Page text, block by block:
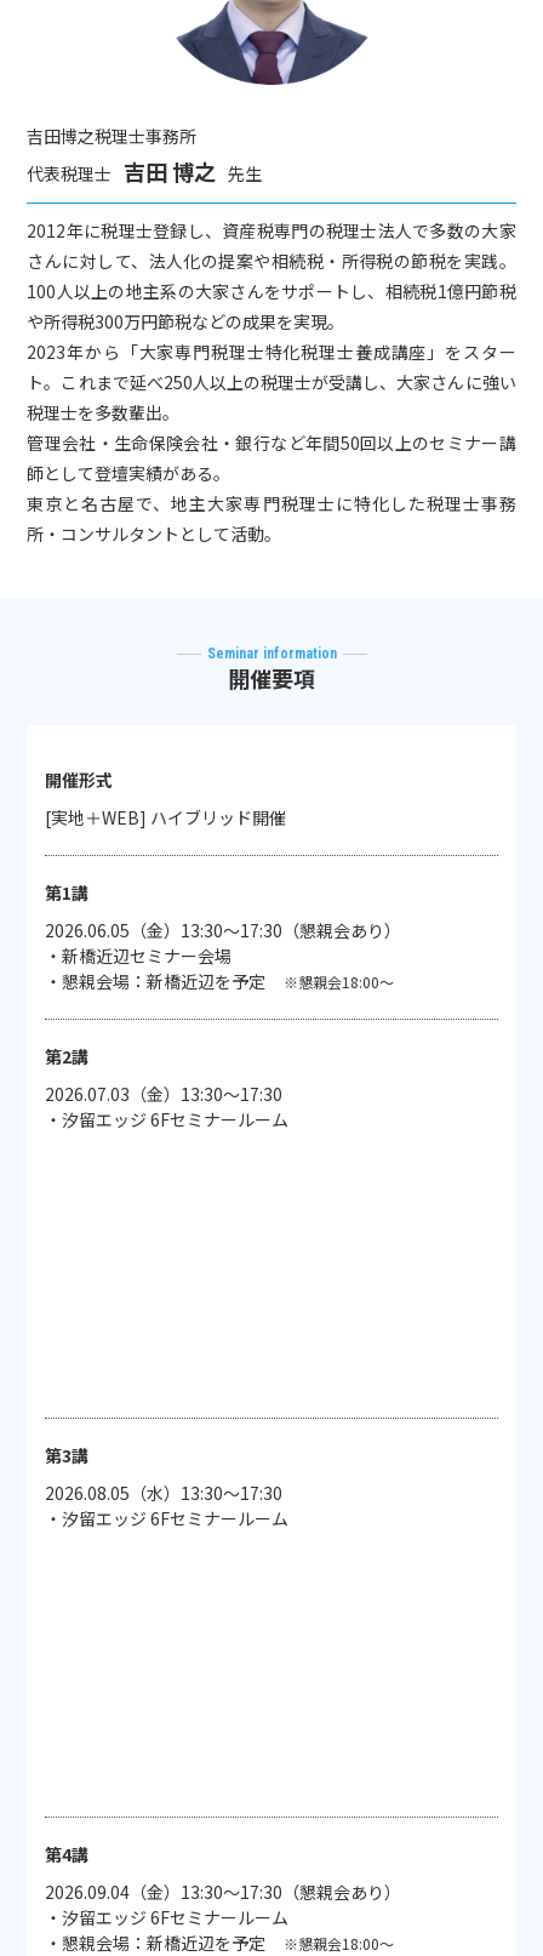
吉田博之税理士事務所
代表税理士 吉田 博之 先生
2012年に税理士登録し、資産税専門の税理士法人で多数の大家
さんに対して、法人化の提案や相続税・所得税の節税を実践。
100人以上の地主系の大家さんをサポートし、相続税1億円節税
や所得税300万円節税などの成果を実現。
2023年から「大家専門税理士特化税理士養成講座」をスター
ト。これまで延べ250人以上の税理士が受講し、大家さんに強い
税理士を多数輩出。
管理会社・生命保険会社・銀行など年間50回以上のセミナー講
師として登壇実績がある。
東京と名古屋で、地主大家専門税理士に特化した税理士事務
所・コンサルタントとして活動。
Seminar information
開催要項
開催形式
[実地＋WEB] ハイブリッド開催
第1講
2026.06.05（金）13:30～17:30（懇親会あり）
・新橋近辺セミナー会場
・懇親会場：新橋近辺を予定
※懇親会18:00～
第2講
2026.07.03（金）13:30～17:30
・汐留エッジ 6Fセミナールーム
第3講
2026.08.05（水）13:30～17:30
・汐留エッジ 6Fセミナールーム
第4講
2026.09.04（金）13:30～17:30（懇親会あり）
・汐留エッジ 6Fセミナールーム
・懇親会場：新橋近辺を予定
※懇親会18:00～